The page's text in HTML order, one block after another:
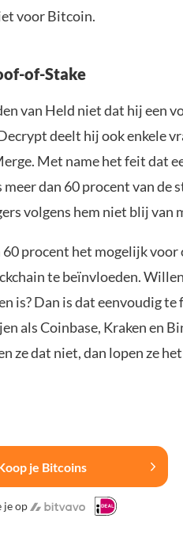
voor Bitcoin.
of-Stake
van Held niet dat hij een
deelt hij ook enkele
Met name het feit dat
dan 60 procent van de
volgens hem niet blij van
procent het mogelijk voor
te beïnvloeden.
is? Dan is dat eenvoudig te
als Coinbase, Kraken en
ze dat niet, dan lopen ze
je Bitcoins
je op